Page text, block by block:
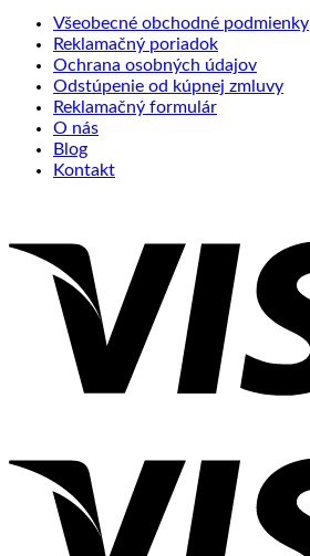
Všeobecné obchodné podmienky
Reklamačný poriadok
Ochrana osobných údajov
Odstúpenie od kúpnej zmluvy
Reklamačný formulár
O nás
Blog
Kontakt